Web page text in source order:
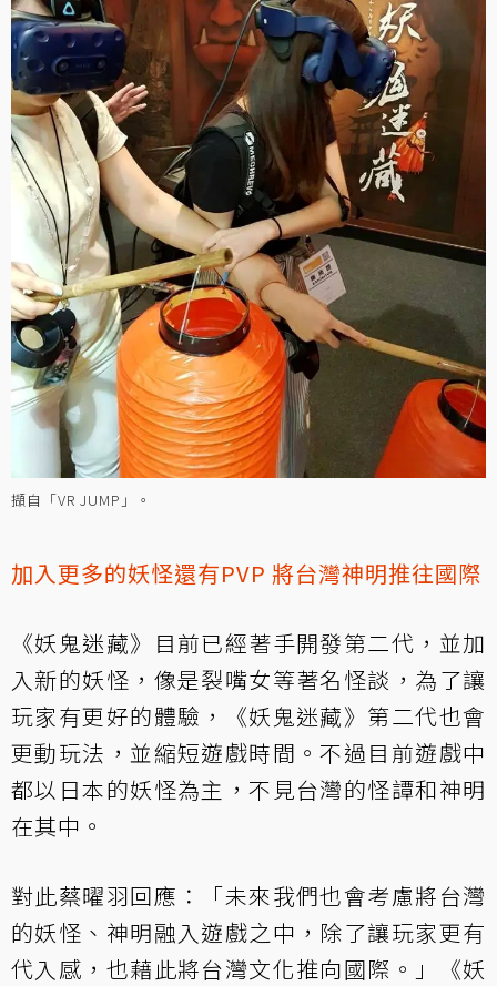
擷自「VR JUMP」。
加入更多的妖怪還有PVP 將台灣神明推往國際
《妖鬼迷藏》目前已經著手開發第二代，並加
入新的妖怪，像是裂嘴女等著名怪談，為了讓
玩家有更好的體驗，《妖鬼迷藏》第二代也會
更動玩法，並縮短遊戲時間。不過目前遊戲中
都以日本的妖怪為主，不見台灣的怪譚和神明
在其中。
對此蔡曜羽回應：「未來我們也會考慮將台灣
的妖怪、神明融入遊戲之中，除了讓玩家更有
代入感，也藉此將台灣文化推向國際。」《妖